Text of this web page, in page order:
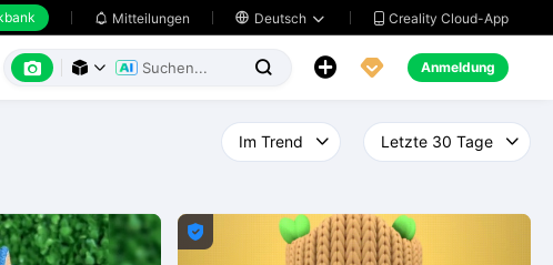
 Mitteilungen  Deutsch   Creality Cloud-App
      Anmeldung
